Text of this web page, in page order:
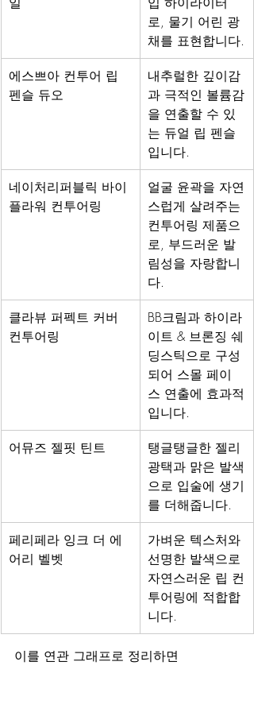
로, 물기 어린 광
채를 표현합니다.
에스쁘아 컨투어 립
펜슬 듀오
내추럴한 깊이감
과 극적인 볼륨감
을 연출할 수 있
는 듀얼 립 펜슬
입니다.
네이처리퍼블릭 바이
플라워 컨투어링
얼굴 윤곽을 자연
스럽게 살려주는
컨투어링 제품으
로, 부드러운 발
림성을 자랑합니
다.
클라뷰 퍼펙트 커버
컨투어링
BB크림과 하이라
이트 & 브론징 쉐
딩스틱으로 구성
되어 스몰 페이
스 연출에 효과적
입니다.
어뮤즈 젤핏 틴트
탱글탱글한 젤리
광택과 맑은 발색
으로 입술에 생기
를 더해줍니다.
페리페라 잉크 더 에
어리 벨벳
가벼운 텍스처와
선명한 발색으로
자연스러운 립 컨
투어링에 적합합
니다.
이를 연관 그래프로 정리하면